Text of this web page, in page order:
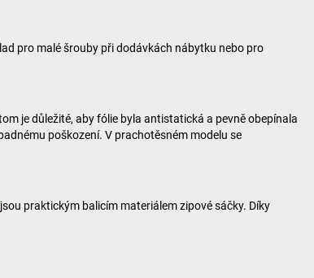
pro malé šrouby při dodávkách nábytku nebo pro
je důležité, aby fólie byla antistatická a pevně obepínala
poškození. V prachotěsném modelu se
jsou praktickým balicím materiálem zipové sáčky. Díky